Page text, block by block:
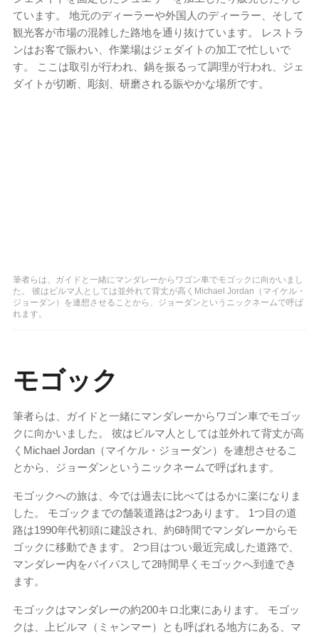
ています。 地元のディーラーや外国人のディーラー、そして
観光客が市場の混雑した路地を通り抜けています。 レストラ
ンはお客で賑わい、作業場はジェダイトの加工で忙しいで
す。 ここは取引が行われ、鍋を振るって調理が行われ、ジェ
ダイトが切断、彫刻、研磨される賑やかな場所です。
筆者らは、ガイドと一緒にマンダレーからワゴン車でモゴックに向かいまし
た。 彼はビルマ人としては並外れて背丈が高くMichael Jordan（マイケル・
ジョーダン）を連想させることから、ジョーダンというニックネームで呼ば
れます。
モゴック
筆者らは、ガイドと一緒にマンダレーからワゴン車でモゴッ
クに向かいました。 彼はビルマ人としては並外れて背丈が高
くMichael Jordan（マイケル・ジョーダン）を連想させるこ
とから、ジョーダンというニックネームで呼ばれます。
モゴックへの旅は、今では過去に比べてはるかに楽になりま
した。 モゴックまでの舗装道路は2つあります。 1つ目の道
路は1990年代初頭に建設され、約6時間でマンダレーからモ
ゴックに移動できます。 2つ目はつい最近完成した道路で、
マンダレー内をバイパスして2時間早くモゴックへ到達でき
ます。
モゴックはマンダレーの約200キロ北東にあります。 モゴッ
クは、上ビルマ（ミャンマー）とも呼ばれる地方にある、マ